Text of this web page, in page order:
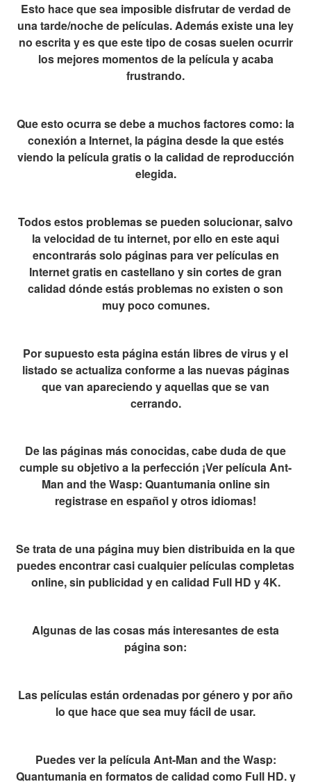
Esto hace que sea imposible disfrutar de verdad de
una tarde/noche de películas. Además existe una ley
no escrita y es que este tipo de cosas suelen ocurrir
los mejores momentos de la película y acaba
frustrando.
Que esto ocurra se debe a muchos factores como: la
conexión a Internet, la página desde la que estés
viendo la película gratis o la calidad de reproducción
elegida.
Todos estos problemas se pueden solucionar, salvo
la velocidad de tu internet, por ello en este aqui
encontrarás solo páginas para ver películas en
Internet gratis en castellano y sin cortes de gran
calidad dónde estás problemas no existen o son
muy poco comunes.
Por supuesto esta página están libres de virus y el
listado se actualiza conforme a las nuevas páginas
que van apareciendo y aquellas que se van
cerrando.
De las páginas más conocidas, cabe duda de que
cumple su objetivo a la perfección ¡Ver película Ant-
Man and the Wasp: Quantumania online sin
registrase en español y otros idiomas!
Se trata de una página muy bien distribuida en la que
puedes encontrar casi cualquier películas completas
online, sin publicidad y en calidad Full HD y 4K.
Algunas de las cosas más interesantes de esta
página son:
Las películas están ordenadas por género y por año
lo que hace que sea muy fácil de usar.
Puedes ver la película Ant-Man and the Wasp:
Quantumania en formatos de calidad como Full HD. y